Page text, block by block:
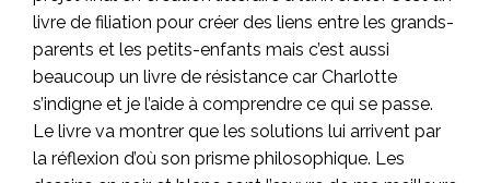
livre de filiation pour créer des liens entre les grands-
parents et les petits-enfants mais c’est aussi
beaucoup un livre de résistance car Charlotte
s’indigne et je l’aide à comprendre ce qui se passe.
Le livre va montrer que les solutions lui arrivent par
la réflexion d’où son prisme philosophique. Les